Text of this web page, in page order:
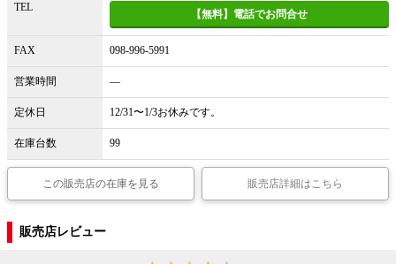
TEL
【無料】電話でお問合せ
FAX 098-996-5991
営業時間 ―
定休日 12/31〜1/3お休みです。
在庫台数 99
この販売店の在庫を見る 販売店詳細はこちら
販売店レビュー